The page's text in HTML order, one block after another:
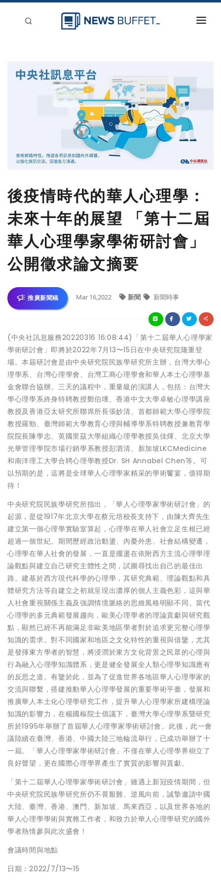
後疫情時代的華人心理學：
未來十年的展望 「第十二屆
華人心理學家學術研討會」
公開徵求論文摘要
推廣新聞稿 Mar 16,2022 新聞 新聞時事
(中央社訊息服務20220316 16:08:44)「第十二屆華人心理學家
學術研討會」即將於2022年7月13〜15日在中央研究院隆重登
場。本屆研討會是由中央研究院民族學研究所主辦，台灣大學心
理學系、台灣心理學會、台灣工商心理學會和華人本土心理學基
金會聯合協辦。三天的議程中，重量級的演講人，包括：台灣大
學心理學系終身特聘教授鄭伯壎、香港中文大學卓敏心理學講座
教授及香港亞太研究所聯席所長張妙清、首都師範大學心理學院
教授羅勁、臺灣師範大學教育心理與輔導學系特聘教授兼教育學
院院長陳學志、英國里茲大學組織心理學教授吳佳煇、北京大學
光華管理學院市場行銷學系教授彭泗清、新加坡LKCMedicine
和南洋理工大學合聘心理學教授Dr. SH Annabel Chen等。可
以預期的是，這將是全球華人心理學家精采的學術饗宴，值得期
待！
中央研究院民族學研究所指出，「華人心理學家學術研討會」的
起源，是從1917年北京大學在蔡元培校長支持下，由陳大齊先生
建立第一個心理學實驗室算起，心理學在華人社會立足生根已經
超過一個世紀。期間歷經政治動盪、內憂外患、社會結構變遷，
心理學在華人社會的發展，一直是擺盪在依附西方主流心理學理
論觀點與建立自己研究主體性之間，試圖尋找出自己的最佳出
路。建基於西方現代科學的心理學，其研究典範、理論觀點和具
體研究方法等自建立之初就呈現出濃厚的個人主義色彩，這與華
人社會重視關係主義及強調情境脈絡的思維風格明顯不同。當代
心理學的多元典範發展趨向，歐美心理學者的理論貢獻與研究觀
點，顯然已經不再能滿足非歐美地區學者對於追求更完整心理學
知識的需求。對不同國家和地區之文化特性的重視與借鑒，尤其
是發揮東方學者的智慧，將浸潤於東方文化背景之民眾的心理與
行為融入心理學知識體系，更是健全發展全人類心理學知識應有
的反思之道。有鑒於此，並為了促進世界各地區華人心理學家的
交流與聯繫，搭建推動華人心理學發展的重要學術平臺，發展和
推廣華人本土化心理學研究工作，提升華人心理學家所建構理論
知識的影響力，在楊國樞院士倡議下，臺灣大學心理學系暨研究
所於1995年舉辦了首屆華人心理學家學術研討會。此後，此一會
議陸續在臺灣、香港、中國大陸三地輪流舉行，已成功舉辦了十
一屆。「華人心理學家學術研討會」不僅在華人心理學界樹立了
良好聲望，更在國際心理學界產生了實質的影響與貢獻。
「第十二屆華人心理學家學術研討會」雖遇上新冠疫情期間，但
中央研究院民族學研究所仍不畏艱難、逆風向前，誠摯邀請中國
大陸、臺灣、香港、澳門、新加坡、馬來西亞，以及世界各地的
華人心理學學術與實務工作者，和致力於華人心理學研究的國外
學者熱情參與此次盛會！
會議時間與地點
日期：2022/7/13〜15